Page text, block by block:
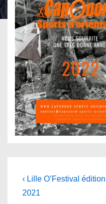
Navigation
de
Previous
Post
‹ Lille O’Festival édition
2021